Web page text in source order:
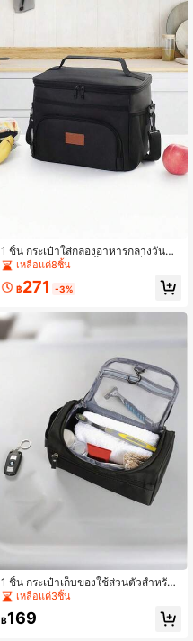
1 ชิ้น กระเป๋าใส่กล่องอาหารกลางวันฉน
วนกันความร้อน, ถุงน้ำแข็งกันรั่วหนา
รกลางวันพกพาความจุขนาดใหญ่
เหลือแค่8ชิ้น
฿271 -3%
1 ชิ้น กระเป๋าเก็บของใช้ส่วนตัวสำหรับเ
ดินทางแบบแขวนได้ ความจุขนาดให
าจัดระเบียบเครื่องสำอาง กระเป๋าจัดเก็
เหลือแค่3ชิ้น
฿169